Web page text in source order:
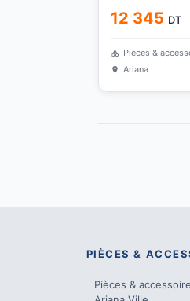
12 345 DT
Pièces &
Ariana
PIÈCES &
Pièces &